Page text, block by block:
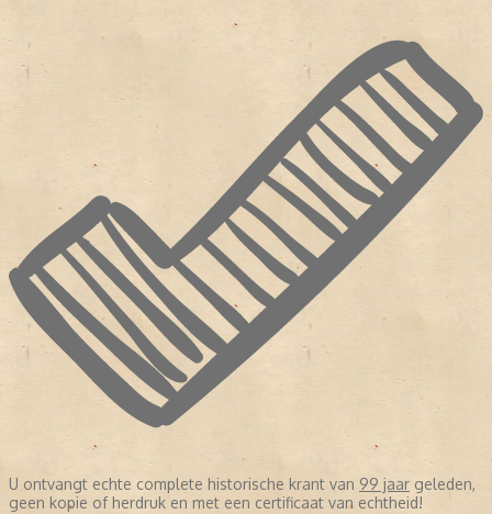
U ontvangt echte complete historische krant van 99 jaar geleden,
geen kopie of herdruk en met een certificaat van echtheid!